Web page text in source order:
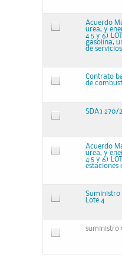
Acuerdo
urea, y
4 5 y 6)
gasolina,
de
Contrato
de
SDA3 270/
Acuerdo
urea, y
4 5 y 6)
estaciones
Suministro
Lote 4
suministro